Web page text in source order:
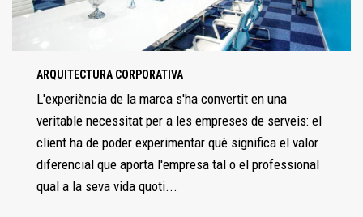
ARQUITECTURA CORPORATIVA
L'experiència de la marca s'ha convertit en una
veritable necessitat per a les empreses de serveis: el
client ha de poder experimentar què significa el valor
diferencial que aporta l'empresa tal o el professional
qual a la seva vida quoti...